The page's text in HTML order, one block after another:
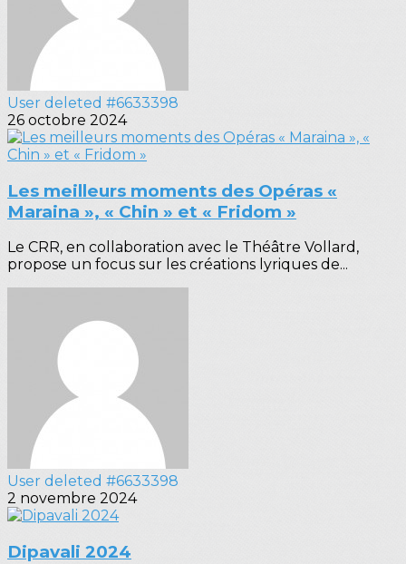
User deleted #6633398
26 octobre 2024
Les meilleurs moments des Opéras «
Maraina », « Chin » et « Fridom »
Le CRR, en collaboration avec le Théâtre Vollard,
propose un focus sur les créations lyriques de...
User deleted #6633398
2 novembre 2024
Dipavali 2024